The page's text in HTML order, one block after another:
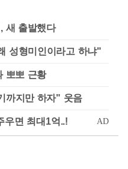
새 출발했다
성형미인이라고 하냐"
뽀뽀 근황
까지만 하자" 웃음